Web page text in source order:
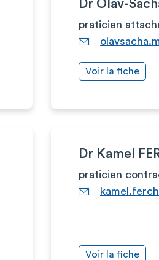
Dr Olav-
praticien
Voir la fiche
Dr Kamel
praticien
Voir la fiche